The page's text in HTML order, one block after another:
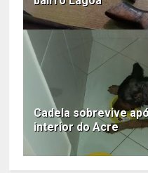
Cadela sobrevive
interior do Acre